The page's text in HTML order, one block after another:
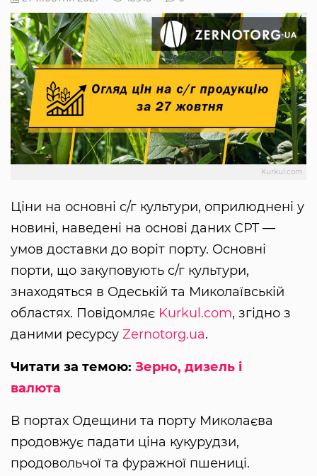
Kurkul.com
Ціни на основні с/г культури, оприлюднені у
новині, наведені на основі даних CPT —
умов доставки до воріт порту. Основні
порти, що закуповують с/г культури,
знаходяться в Одеській та Миколаївській
областях. Повідомляє Kurkul.com, згідно з
даними ресурсу Zernotorg.ua.
Читати за темою: Зерно, дизель і
валюта
В портах Одещини та порту Миколаєва
продовжує падати ціна кукурудзи,
продовольчої та фуражної пшениці.